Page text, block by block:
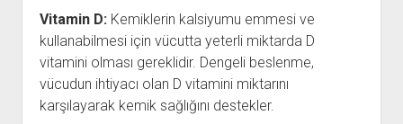
Vitamin D: Kemiklerin kalsiyumu emmesi ve
kullanabilmesi için vücutta yeterli miktarda D
vitamini olması gereklidir. Dengeli beslenme,
vücudun ihtiyacı olan D vitamini miktarını
karşılayarak kemik sağlığını destekler.